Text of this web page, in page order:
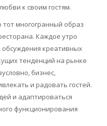
к своим гостям.
тот многогранный образ
Каждое утро
обсуждения креативных
тенденций на рынке
бизнес,
и радовать гостей.
и адаптироваться
функционирования